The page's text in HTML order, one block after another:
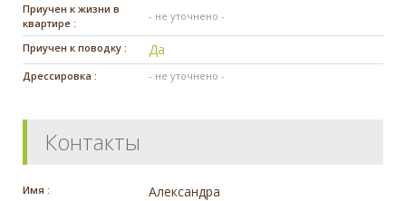
Приучен к жизни в
квартире :
- не уточнено -
Приучен к поводку : Да
Дрессировка : - не уточнено -
Контакты
Имя : Александра